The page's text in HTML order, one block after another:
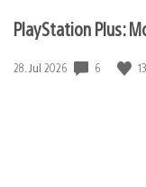
PlayStation Plus:
Veröffentlichungsdatum:
28. Jul 2026 6 13